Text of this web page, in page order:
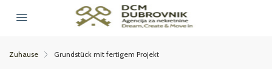
Zuhause Grundstück mit fertigem Projekt